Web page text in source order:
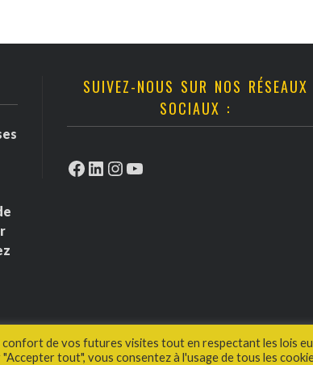
SUIVEZ-NOUS SUR NOS RÉSEAUX
SOCIAUX :
Facebook
LinkedIn
Instagram
YouTube
de vos futures visites tout en respectant les lois
tout", vous consentez à l'usage de tous les